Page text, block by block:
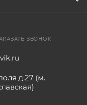
ЗВОНОК
д.27 (м.